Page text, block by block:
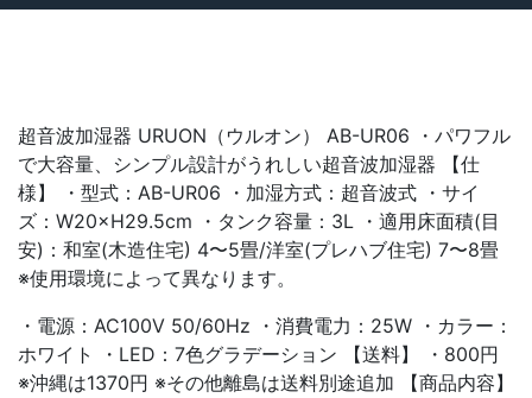
超音波加湿器 URUON（ウルオン） AB-UR06 ・パワフル
で大容量、シンプル設計がうれしい超音波加湿器 【仕
様】 ・型式：AB-UR06 ・加湿方式：超音波式 ・サイ
ズ：W20×H29.5cm ・タンク容量：3L ・適用床面積(目
安)：和室(木造住宅) 4〜5畳/洋室(プレハブ住宅) 7〜8畳
※使用環境によって異なります。
・電源：AC100V 50/60Hz ・消費電力：25W ・カラー：
ホワイト ・LED：7色グラデーション 【送料】 ・800円
※沖縄は1370円 ※その他離島は送料別途追加 【商品内容】